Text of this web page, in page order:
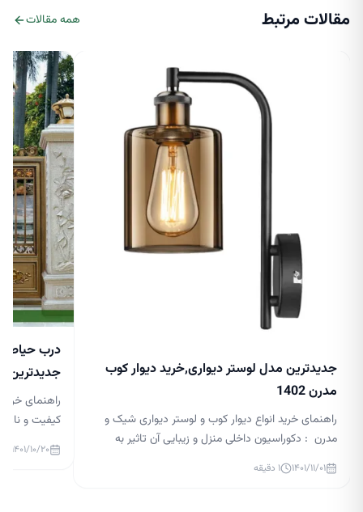
مقالات مرتبط همه مقالات
جدیدترین مدل لوستر دیواری,خرید دیوار کوب
مدرن 1402
راهنمای خرید انواع دیوار کوب و لوستر دیواری شیک و
مدرن : دکوراسیون داخلی منزل و زیبایی آن تاثیر به
سزایی در آرامش افراد آن دارد. نورپردازی در دکوراسیون
داخلی بسیار مهم است و می تواند زیبایی منزل شما را
۱۴۰۱/۱۱/۰۱ ۱ دقیقه
درب حیاط
جدیدترین
راهنمای
کیفیت و
درب حیاط
گذار بر
۱۴۰۱/۱۰/۲۰